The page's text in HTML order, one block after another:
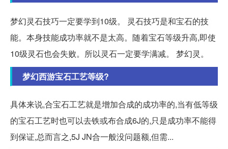
梦幻灵石技巧一定要学到10级。 灵石技巧是和宝石的技
能。本身技能成功率就不是太高。随着宝石等级升高,即使
10级灵石也会失败。所以灵石一定要学满减。 梦幻灵。
梦幻西游宝石工艺等级?
具体来说,合宝石工艺就是增加合成的成功率的,当有低等级
的宝石工艺时也可以去铁或布合成6J的,只是成功率不能得
到保证,总而言之,5J JN合一般没问题额,但需...